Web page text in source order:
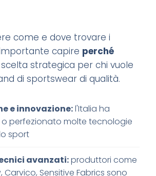
come e dove trovare i
capire perché
strategica per chi vuole
di sportswear di qualità.
e innovazione:l'Italia ha
perfezionato molte tecnologie
sport
avanzati:produttori come
Carvico, Sensitive Fabrics sono